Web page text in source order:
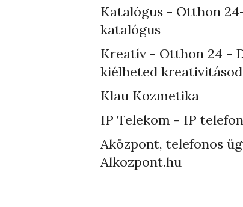
Katalógus - Otthon
katalógus
Kreatív - Otthon 24 -
kiélheted kreativitásod
Klau Kozmetika
IP Telekom - IP
Aközpont, telefonos
Alkozpont.hu